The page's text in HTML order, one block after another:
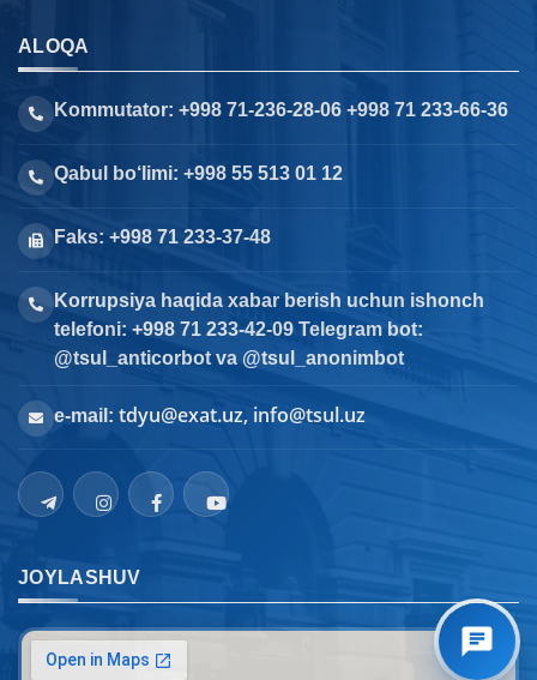
ALOQA
Kommutator: +998 71-236-28-06 +998 71 233-66-36
Qabul bo‘limi: +998 55 513 01 12
Faks: +998 71 233-37-48
Korrupsiya haqida xabar berish uchun ishonch
telefoni: +998 71 233-42-09 Telegram bot:
@tsul_anticorbot va @tsul_anonimbot
e-mail: tdyu@exat.uz, info@tsul.uz
JOYLASHUV